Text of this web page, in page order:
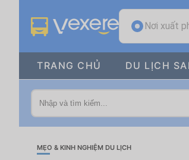
Nơi xuất
TRANG CHỦ DU LỊCH
MẸO & KINH NGHIỆM DU LỊCH